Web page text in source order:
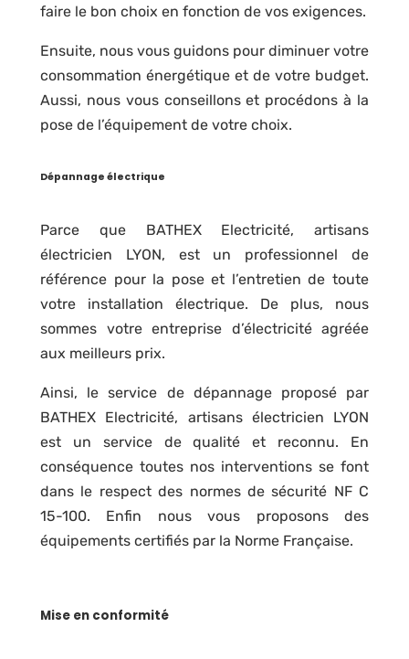
faire le bon choix en fonction de vos exigences.
Ensuite, nous vous guidons pour diminuer votre
consommation énergétique et de votre budget.
Aussi, nous vous conseillons et procédons à la
pose de l’équipement de votre choix.
Dépannage électrique
Parce que BATHEX Electricité, artisans
électricien LYON, est un professionnel de
référence pour la pose et l’entretien de toute
votre installation électrique. De plus, nous
sommes votre entreprise d’électricité agréée
aux meilleurs prix.
Ainsi, le service de dépannage proposé par
BATHEX Electricité, artisans électricien LYON
est un service de qualité et reconnu. En
conséquence toutes nos interventions se font
dans le respect des normes de sécurité NF C
15-100. Enfin nous vous proposons des
équipements certifiés par la Norme Française.
Mise en conformité